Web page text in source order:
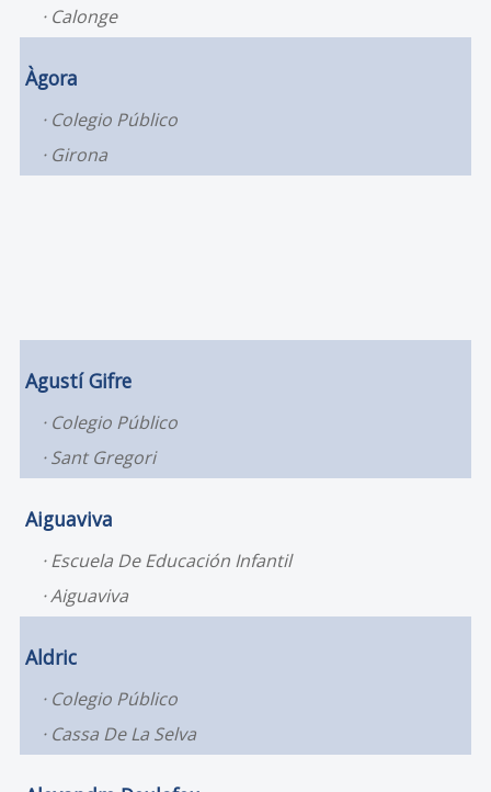
Calonge
Àgora
Colegio Público
Girona
Agustí Gifre
Colegio Público
Sant Gregori
Aiguaviva
Escuela De Educación Infantil
Aiguaviva
Aldric
Colegio Público
Cassa De La Selva